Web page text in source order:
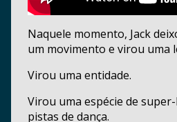
Naquele momento, Jack
um movimento e virou uma
Virou uma entidade.
Virou uma espécie de
pistas de dança.